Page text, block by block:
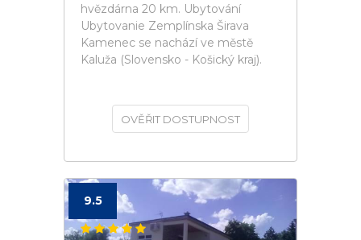
hvězdárna 20 km. Ubytování
Ubytovanie Zemplínska Širava
Kamenec se nachází ve městě
Kaluža (Slovensko - Košický kraj).
OVĚŘIT DOSTUPNOST
9.5